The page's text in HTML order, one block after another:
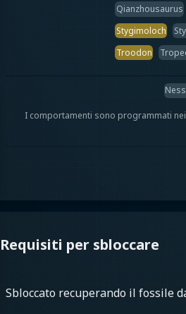
Qianzhousaurus
Stygimoloch
Troodon
I comportamenti sono programmati
Requisiti per sbloccare
Sbloccato recuperando il fossile